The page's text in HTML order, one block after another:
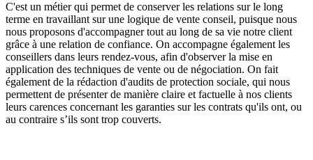
C'est un métier qui permet de conserver les relations sur le long
terme en travaillant sur une logique de vente conseil, puisque nous
nous proposons d'accompagner tout au long de sa vie notre client
grâce à une relation de confiance. On accompagne également les
conseillers dans leurs rendez-vous, afin d'observer la mise en
application des techniques de vente ou de négociation. On fait
également de la rédaction d'audits de protection sociale, qui nous
permettent de présenter de manière claire et factuelle à nos clients
leurs carences concernant les garanties sur les contrats qu'ils ont, ou
au contraire s’ils sont trop couverts.